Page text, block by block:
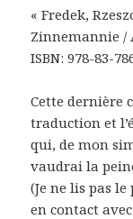
« Fredek,
Zinnemannie /
ISBN: 978-83-
Cette dernière
traduction et
qui, de mon
vaudrai la
(Je ne lis pas
en contact